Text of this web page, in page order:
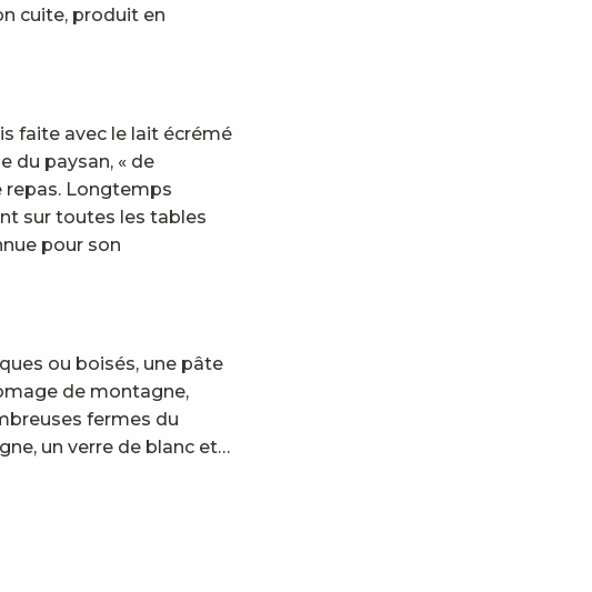
cuite, produit en
faite avec le lait écrémé
du paysan, « de
repas. Longtemps
sur toutes les tables
pour son
ou boisés, une pâte
de montagne,
fermes du
un verre de blanc et…